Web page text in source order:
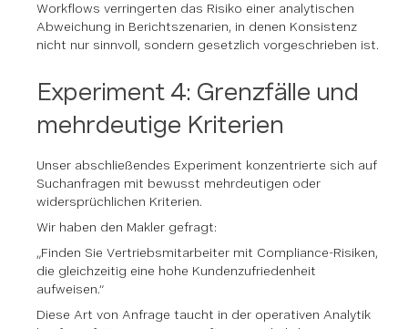
Workflows verringerten das Risiko einer analytischen
Abweichung in Berichtszenarien, in denen Konsistenz
nicht nur sinnvoll, sondern gesetzlich vorgeschrieben ist.
Experiment 4: Grenzfälle und
mehrdeutige Kriterien
Unser abschließendes Experiment konzentrierte sich auf
Suchanfragen mit bewusst mehrdeutigen oder
widersprüchlichen Kriterien.
Wir haben den Makler gefragt:
„Finden Sie Vertriebsmitarbeiter mit Compliance-Risiken,
die gleichzeitig eine hohe Kundenzufriedenheit
aufweisen.“
Diese Art von Anfrage taucht in der operativen Analytik